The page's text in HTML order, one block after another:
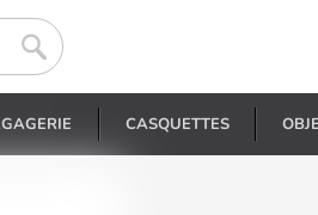
CASQUETTES